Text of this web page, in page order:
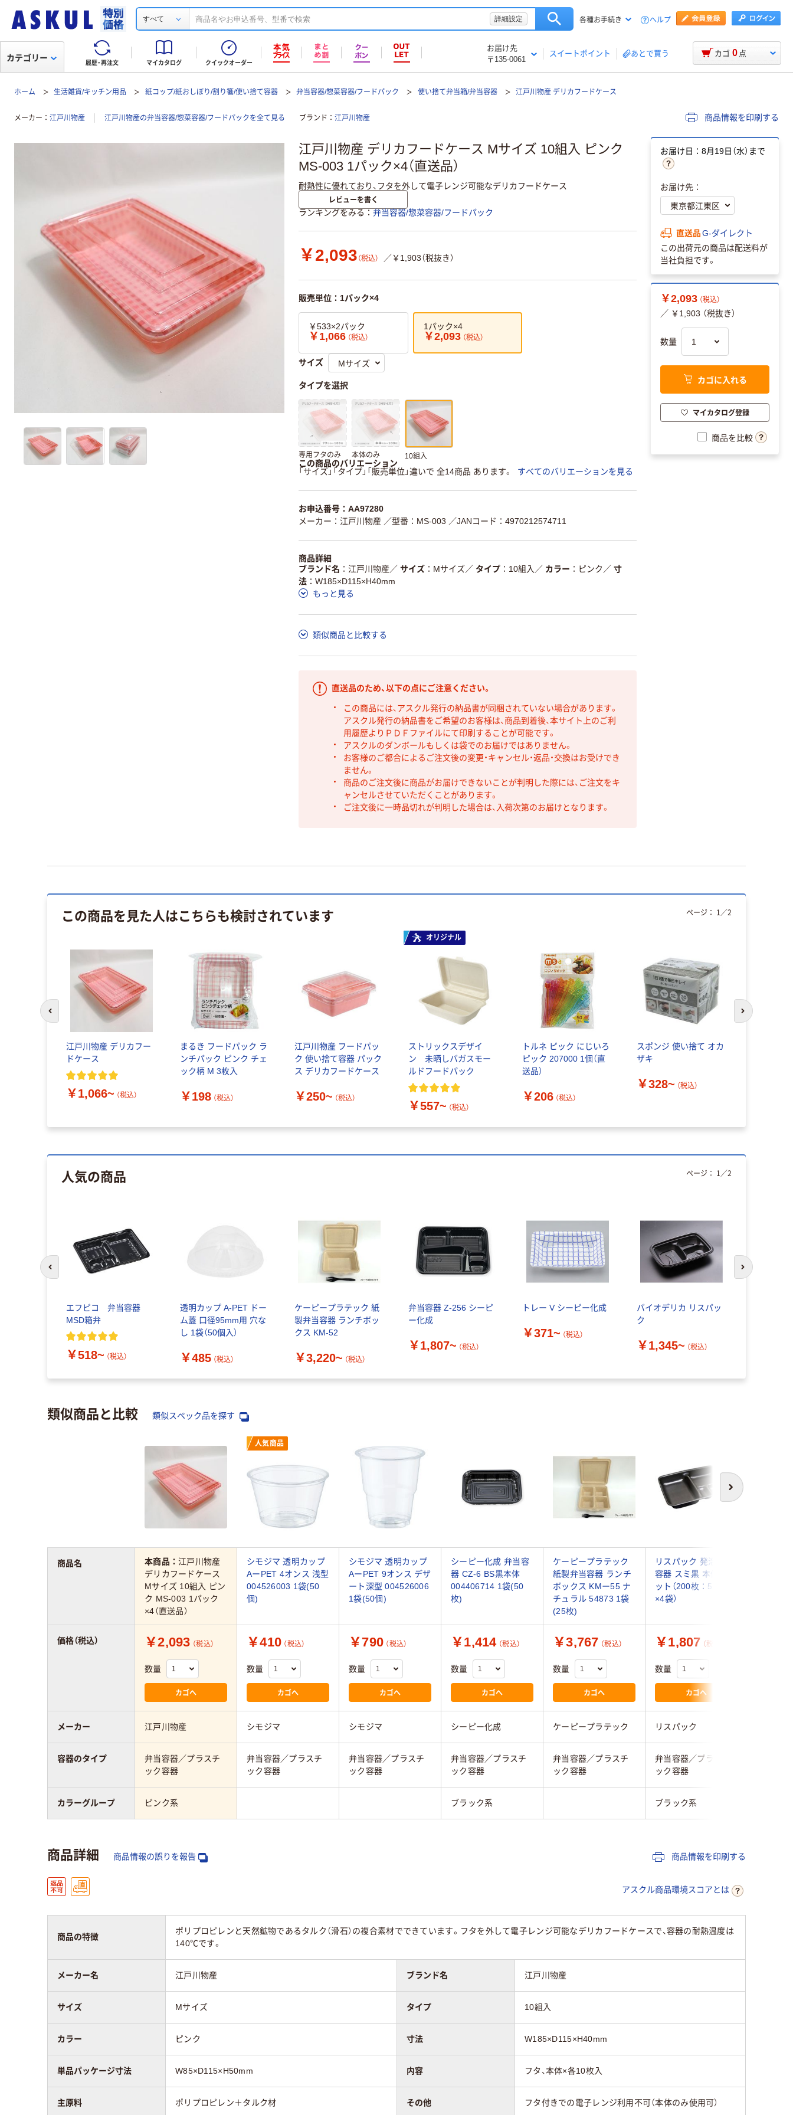
すべて 詳細設定 各種お手続き ヘルプ
履歴・再注文 マイカタログ クイックオーダー
お届け先
〒135-0061
スイートポイント あとで買う
カテゴリー カゴ 0 点
ホーム 生活雑貨/キッチン用品 紙コップ/紙おしぼり/割り箸/使い捨て容器 弁当容器/惣菜容器/フードパック 使い捨て弁当箱/弁当容器 江戸川物産 デリカフードケース
メーカー 江戸川物産 江戸川物産の弁当容器/惣菜容器/フードパックを全て見る ブランド 江戸川物産 商品情報を印刷する
江戸川物産 デリカフードケース Mサイズ 10組入 ピンク
MS-003 1パック×4（直送品）
耐熱性に優れており、フタを外して電子レンジ可能なデリカフードケース
レビューを書く
ランキングをみる 弁当容器/惣菜容器/フードパック
￥2,093 （税込） ／￥1,903（税抜き）
販売単位：1パック×4
￥533×2パック
￥1,066 （税込）
1パック×4
￥2,093 （税込）
サイズ
タイプを選択
専用フタのみ 本体のみ 10組入
この商品のバリエーション
「サイズ」「タイプ」「販売単位」違いで 全14商品 あります。
すべてのバリエーションを見る
お申込番号：AA97280
メーカー：江戸川物産 ／型番：MS-003 ／JANコード：4970212574711
商品詳細
ブランド名
江戸川物産／ サイズ Mサイズ／ タイプ 10組入 ／ カラー ピンク ／ 寸
法
W185×D115×H40mm
もっと見る
類似商品と比較する
直送品のため、以下の点にご注意ください。
この商品には、アスクル発行の納品書が同梱されていない場合があります。
アスクル発行の納品書をご希望のお客様は、商品到着後、本サイト上のご利
用履歴よりＰＤＦファイルにて印刷することが可能です。
アスクルのダンボールもしくは袋でのお届けではありません。
お客様のご都合によるご注文後の変更・キャンセル・返品・交換はお受けでき
ません。
商品のご注文後に商品がお届けできないことが判明した際には、ご注文をキ
ャンセルさせていただくことがあります。
ご注文後に一時品切れが判明した場合は、入荷次第のお届けとなります。
お届け日：8月19日（水）まで
お届け先：
直送品G-ダイレクト
この出荷元の商品は配送料が
当社負担です。
￥2,093 （税込）
／ ￥1,903 （税抜き）
数量
カゴに入れる
マイカタログ登録
商品を比較
この商品を見た人はこちらも検討されています
江戸川物産 デリカフー
ドケース
￥1,066~ （税込）
まるき フードパック ラ
ンチパック ピンク チェ
ック柄 M 3枚入
￥198 （税込）
江戸川物産 フードパッ
ク 使い捨て容器 パック
ス デリカフードケース
￥250~ （税込）
オリジナル
ストリックスデザイ
ン 未晒しバガスモー
ルドフードパック
￥557~ （税込）
トルネ ピック にじいろ
ピック 207000 1個（直
送品）
￥206 （税込）
スポンジ 使い捨て オカ
ザキ
￥328~ （税込）
ページ： 1 ／2
前のスライドへ 次のスライド
人気の商品
エフピコ 弁当容器
MSD箱弁
￥518~ （税込）
透明カップ A-PET ドー
ム蓋 口径95mm用 穴な
し 1袋（50個入）
￥485 （税込）
ケーピープラテック 紙
製弁当容器 ランチボッ
クス KM-52
￥3,220~ （税込）
弁当容器 Z-256 シーピ
ー化成
￥1,807~ （税込）
トレー V シーピー化成
￥371~ （税込）
バイオデリカ リスパッ
ク
￥1,345~ （税込）
ページ： 1 ／2
前のスライドへ 次のスライド
類似商品と比較 類似スペック品を探す
次へ
人気商品
本商品：江戸川物産
デリカフードケース
Mサイズ 10組入 ピン
ク MS-003 1パック
×4（直送品）
シモジマ 透明カップ
AーPET 4オンス 浅型
004526003 1袋(50
個)
シモジマ 透明カップ
AーPET 9オンス デザ
ート深型 004526006
1袋(50個)
シーピー化成 弁当容
器 CZ-6 BS黒本体
004406714 1袋(50
枚)
ケーピープラテック
紙製弁当容器 ランチ
ボックス KMー55 ナ
チュラル 54873 1袋
(25枚)
リスパック 発泡弁当
容器 スミ黒 本体 1セ
ット（200枚：50枚入
×4袋）
￥2,093 （税込）
数量
カゴへ
￥410 （税込）
数量
カゴへ
￥790 （税込）
数量
カゴへ
￥1,414 （税込）
数量
カゴへ
￥3,767 （税込）
数量
カゴへ
￥1,807 （税込）
数量
カゴへ
江戸川物産 シモジマ シモジマ シーピー化成 ケーピープラテック リスパック
弁当容器／プラスチ
ック容器
弁当容器／プラスチ
ック容器
弁当容器／プラスチ
ック容器
弁当容器／プラスチ
ック容器
弁当容器／プラスチ
ック容器
弁当容器／プラスチ
ック容器
ピンク系 ブラック系 ブラック系
商品名
価格（税込）
メーカー
容器のタイプ
カラーグループ
商品詳細 商品情報の誤りを報告 商品情報を印刷する
アスクル商品環境スコアとは
商品の特徴
ポリプロピレンと天然鉱物であるタルク（滑石）の複合素材でできています。フタを外して電子レンジ可能なデリカフードケースで、容器の耐熱温度は
140℃です。
メーカー名 江戸川物産 ブランド名 江戸川物産
サイズ Mサイズ タイプ 10組入
カラー ピンク 寸法 W185×D115×H40mm
単品パッケージ寸法 W85×D115×H50mm 内容 フタ、本体×各10枚入
主原料 ポリプロピレン＋タルク材 その他 フタ付きでの電子レンジ利用不可（本体のみ使用可）